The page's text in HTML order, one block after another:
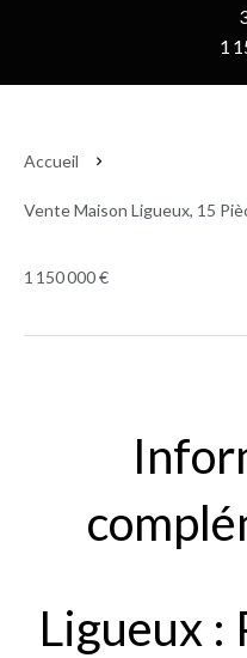
1
Accueil
Vente Maison Ligueux, 15
1 150 000 €
Ligueux :